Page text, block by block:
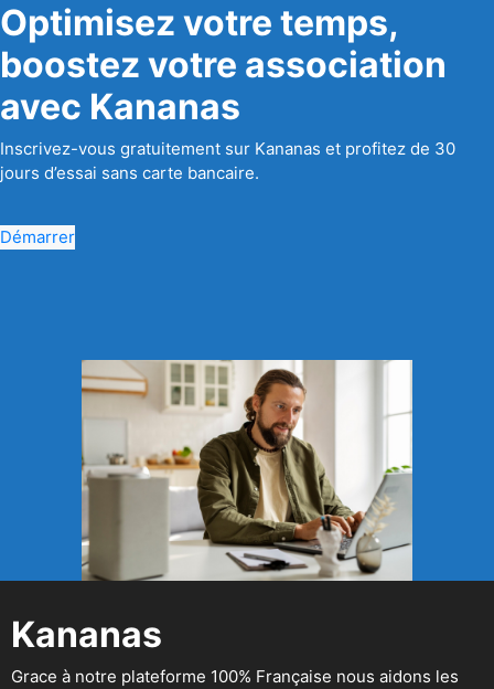
Optimisez votre temps,
boostez votre association
avec Kananas
Inscrivez-vous gratuitement sur Kananas et profitez de 30
jours d’essai sans carte bancaire.
Démarrer
Kananas
Grace à notre plateforme 100% Française nous aidons les